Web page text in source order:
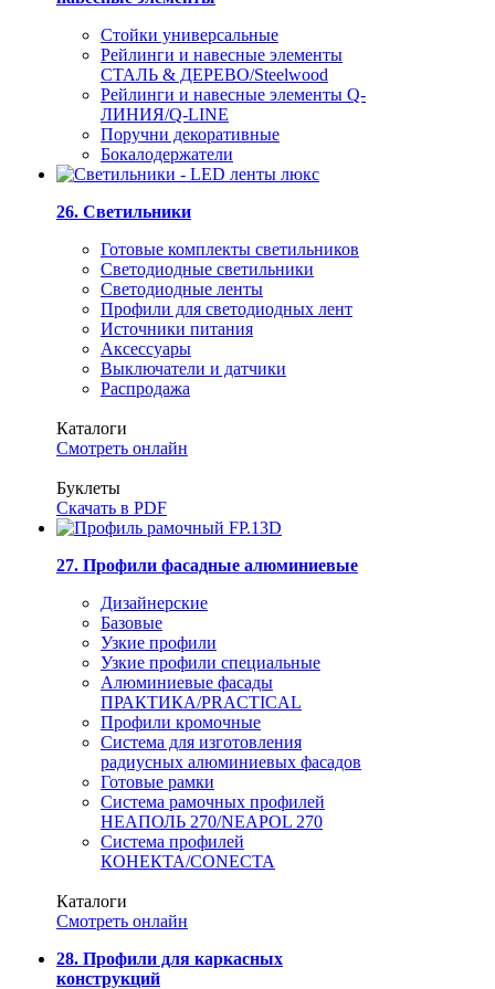
Стойки универсальные
Рейлинги и навесные элементы
СТАЛЬ & ДЕРЕВО/Steelwood
Рейлинги и навесные элементы Q-
ЛИНИЯ/Q-LINE
Поручни декоративные
Бокалодержатели
26. Светильники
Готовые комплекты светильников
Светодиодные светильники
Светодиодные ленты
Профили для светодиодных лент
Источники питания
Аксессуары
Выключатели и датчики
Распродажа
Каталоги
Смотреть онлайн
Буклеты
Скачать в PDF
27. Профили фасадные алюминиевые
Дизайнерские
Базовые
Узкие профили
Узкие профили специальные
Алюминиевые фасады
ПРАКТИКА/PRACTICAL
Профили кромочные
Система для изготовления
радиусных алюминиевых фасадов
Готовые рамки
Система рамочных профилей
НЕАПОЛЬ 270/NEAPOL 270
Система профилей
КОНЕКТА/CONECTA
Каталоги
Смотреть онлайн
28. Профили для каркасных
конструкций